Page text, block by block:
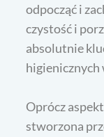
odpocząć i
czystość i
absolutnie
higienicznych
Oprócz
stworzona